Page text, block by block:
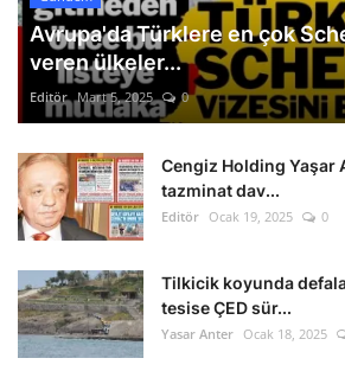
Avrupa'da Türklere en çok
veren ülkeler...
Editör Mart 5, 2025 0
Cengiz Holding Yaşar
tazminat dav...
Editör Ocak 19, 2025 0
Tilkicik koyunda
tesise ÇED sür...
Yasar Anter Ocak 18, 2025